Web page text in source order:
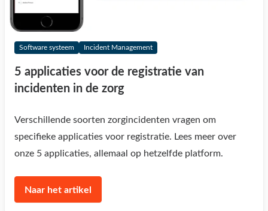
Software systeem Incident Management
5 applicaties voor de registratie van
incidenten in de zorg
Verschillende soorten zorgincidenten vragen om
specifieke applicaties voor registratie. Lees meer over
onze 5 applicaties, allemaal op hetzelfde platform.
Naar het artikel